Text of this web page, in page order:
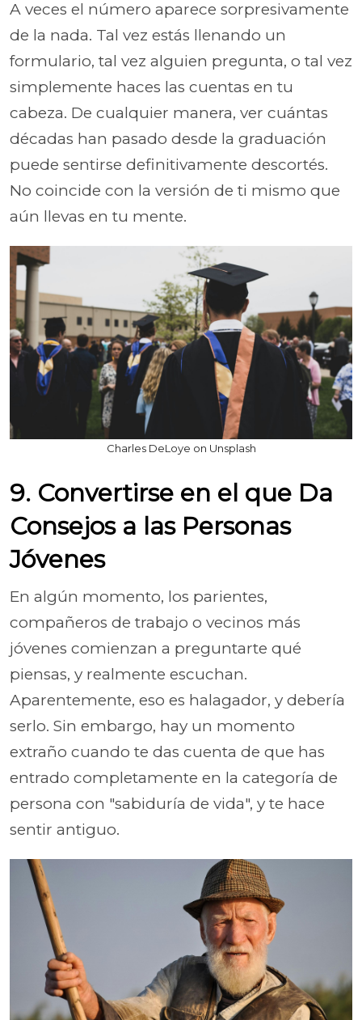
A veces el número aparece sorpresivamente
de la nada. Tal vez estás llenando un
formulario, tal vez alguien pregunta, o tal vez
simplemente haces las cuentas en tu
cabeza. De cualquier manera, ver cuántas
décadas han pasado desde la graduación
puede sentirse definitivamente descortés.
No coincide con la versión de ti mismo que
aún llevas en tu mente.
Charles DeLoye on Unsplash
9. Convertirse en el que Da
Consejos a las Personas
Jóvenes
En algún momento, los parientes,
compañeros de trabajo o vecinos más
jóvenes comienzan a preguntarte qué
piensas, y realmente escuchan.
Aparentemente, eso es halagador, y debería
serlo. Sin embargo, hay un momento
extraño cuando te das cuenta de que has
entrado completamente en la categoría de
persona con "sabiduría de vida", y te hace
sentir antiguo.